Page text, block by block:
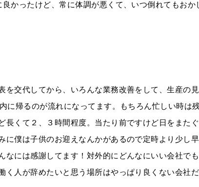
かったけど、常に体調が悪くて、いつ倒れてもおか
を交代してから、いろんな業務改善をして、生産の見
に帰るのが流れになってます。もちろん忙しい時は
長くて２、３時間程度。当たり前ですけど日をまた
に僕は子供のお迎えなんかがあるので定時より少し
なには感謝してます！対外的にどんなにいい会社で
く人が辞めたいと思う場所はやっぱり良くない会社